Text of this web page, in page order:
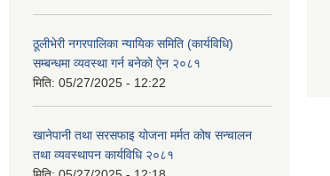
ठूलीभेरी नगरपालिका न्यायिक समिति (कार्यविधि)
सम्बन्धमा व्यवस्था गर्न बनेको ऐन २०८१
मिति: 05/27/2025 - 12:22
खानेपानी तथा सरसफाइ योजना मर्मत कोष सन्चालन
तथा व्यवस्थापन कार्यविधि २०८१